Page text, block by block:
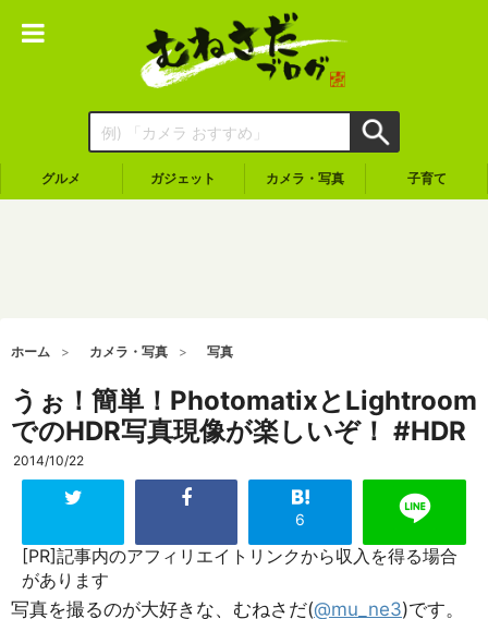
グルメ ガジェット カメラ・写真 子育て
ホーム カメラ・写真 写真
うぉ！簡単！PhotomatixとLightroom
でのHDR写真現像が楽しいぞ！ #HDR
2014/10/22
6
[PR]記事内のアフィリエイトリンクから収入を得る場合
があります
写真を撮るのが大好きな、むねさだ(@mu_ne3)です。